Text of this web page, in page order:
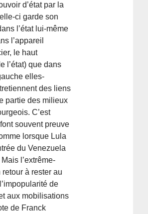
d’état par la
ci garde son
l’état lui-même
l’appareil
le haut
l’état) que dans
elles-
des liens
partie des milieux
C’est
souvent preuve
lorsque Lula
du Venezuela
l’extrême-
à rester au
de
aux mobilisations
de Franck